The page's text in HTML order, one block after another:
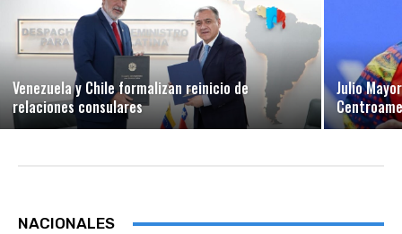
Venezuela y Chile formalizan reinicio de
relaciones consulares
Julio
NACIONALES